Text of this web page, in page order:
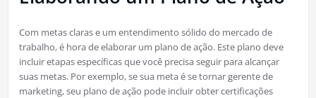
Com metas claras e um entendimento sólido do mercado de
trabalho, é hora de elaborar um plano de ação. Este plano deve
incluir etapas específicas que você precisa seguir para alcançar
suas metas. Por exemplo, se sua meta é se tornar gerente de
marketing, seu plano de ação pode incluir obter certificações